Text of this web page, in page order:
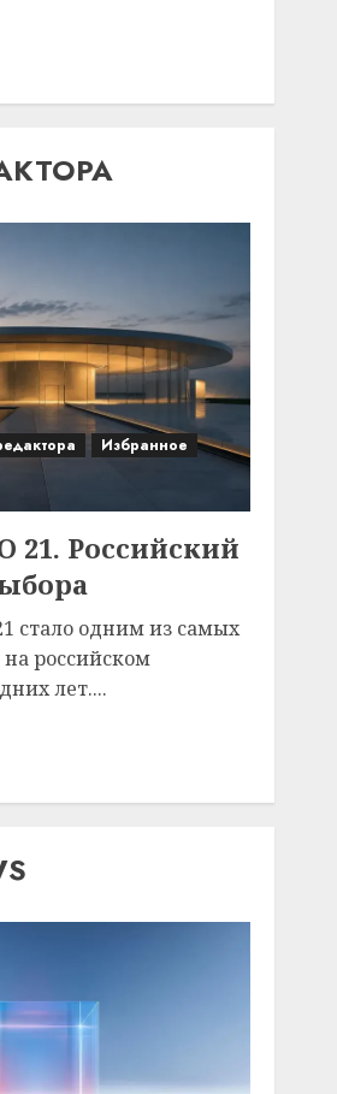
Избранное
21. Российский
стало одним из самых
российском
лет....